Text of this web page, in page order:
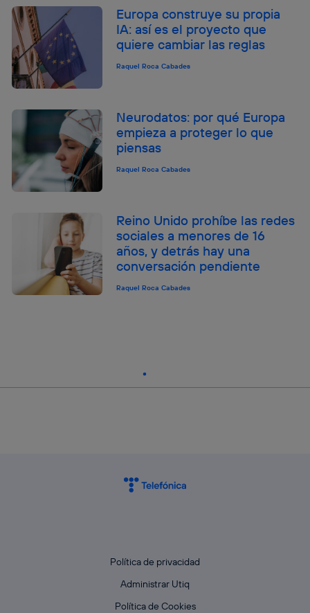
Europa construye su propia
IA: así es el proyecto que
quiere cambiar las reglas
Raquel Roca Cabades
Neurodatos: por qué Europa
empieza a proteger lo que
piensas
Raquel Roca Cabades
Reino Unido prohíbe las redes
sociales a menores de 16
años, y detrás hay una
conversación pendiente
Raquel Roca Cabades
Política de privacidad
Administrar Utiq
Política de Cookies